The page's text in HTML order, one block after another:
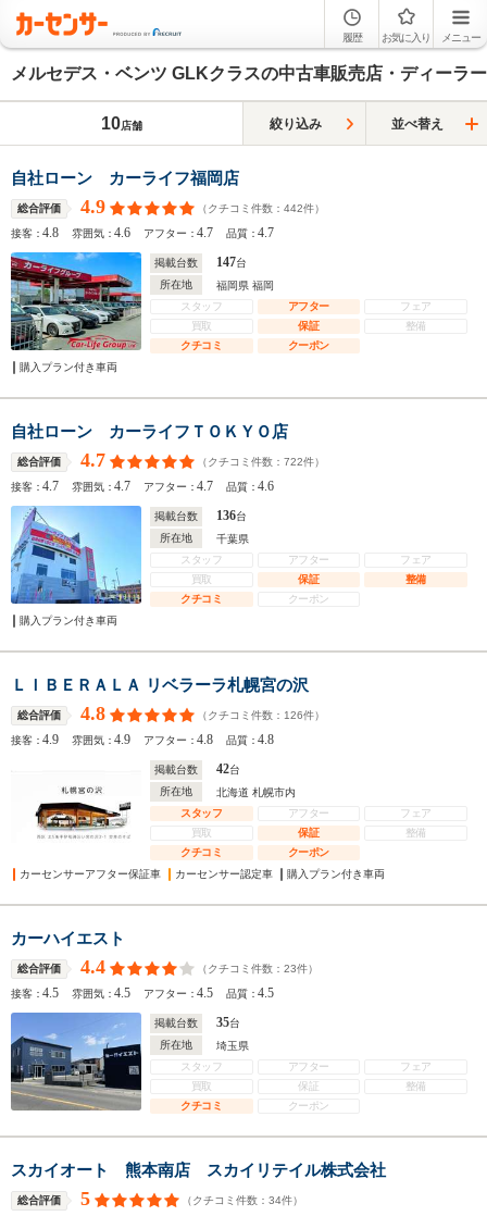
履歴 お気に入り メニュー
メルセデス・ベンツ GLKクラスの中古車販売店・ディーラー
10店舗 絞り込み 並べ替え
自社ローン カーライフ福岡店
総合評価 4.9 （クチコミ件数： 442件）
接客：4.8 雰囲気：4.6 アフター：4.7 品質：4.7
掲載台数 147台
所在地
福岡県 福岡
スタッフ
アフター
フェア
買取
保証
整備
クチコミ
クーポン
購入プラン付き車両
自社ローン カーライフＴＯＫＹＯ店
総合評価 4.7 （クチコミ件数： 722件）
接客：4.7 雰囲気：4.7 アフター：4.7 品質：4.6
掲載台数 136台
所在地
千葉県
スタッフ
アフター
フェア
買取
保証
整備
クチコミ
クーポン
購入プラン付き車両
ＬＩＢＥＲＡＬＡ リベラーラ札幌宮の沢
総合評価 4.8 （クチコミ件数： 126件）
接客：4.9 雰囲気：4.9 アフター：4.8 品質：4.8
掲載台数 42台
所在地
北海道 札幌市内
スタッフ
アフター
フェア
買取
保証
整備
クチコミ
クーポン
カーセンサーアフター保証車
カーセンサー認定車 購入プラン付き車両
カーハイエスト
総合評価 4.4 （クチコミ件数： 23件）
接客：4.5 雰囲気：4.5 アフター：4.5 品質：4.5
掲載台数 35台
所在地
埼玉県
スタッフ
アフター
フェア
買取
保証
整備
クチコミ
クーポン
スカイオート 熊本南店 スカイリテイル株式会社
総合評価 5 （クチコミ件数： 34件）